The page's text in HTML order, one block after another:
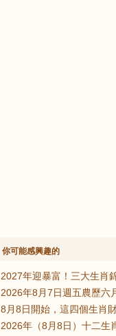
你可能感興趣的
2027年迎暴富！三大生肖
2026年8月7日週五農歷六
8月8日開始，這四個生肖
2026年（8月8日）十二生